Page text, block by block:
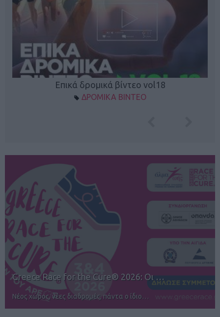
Επικά δρομικά βίντεο vol18
ΔΡΟΜΙΚΑ ΒΙΝΤΕΟ
12ος TUI Rhodes Marathon: Άνοιγμα ε…
Αγώνες για όλους στην Ρόδο